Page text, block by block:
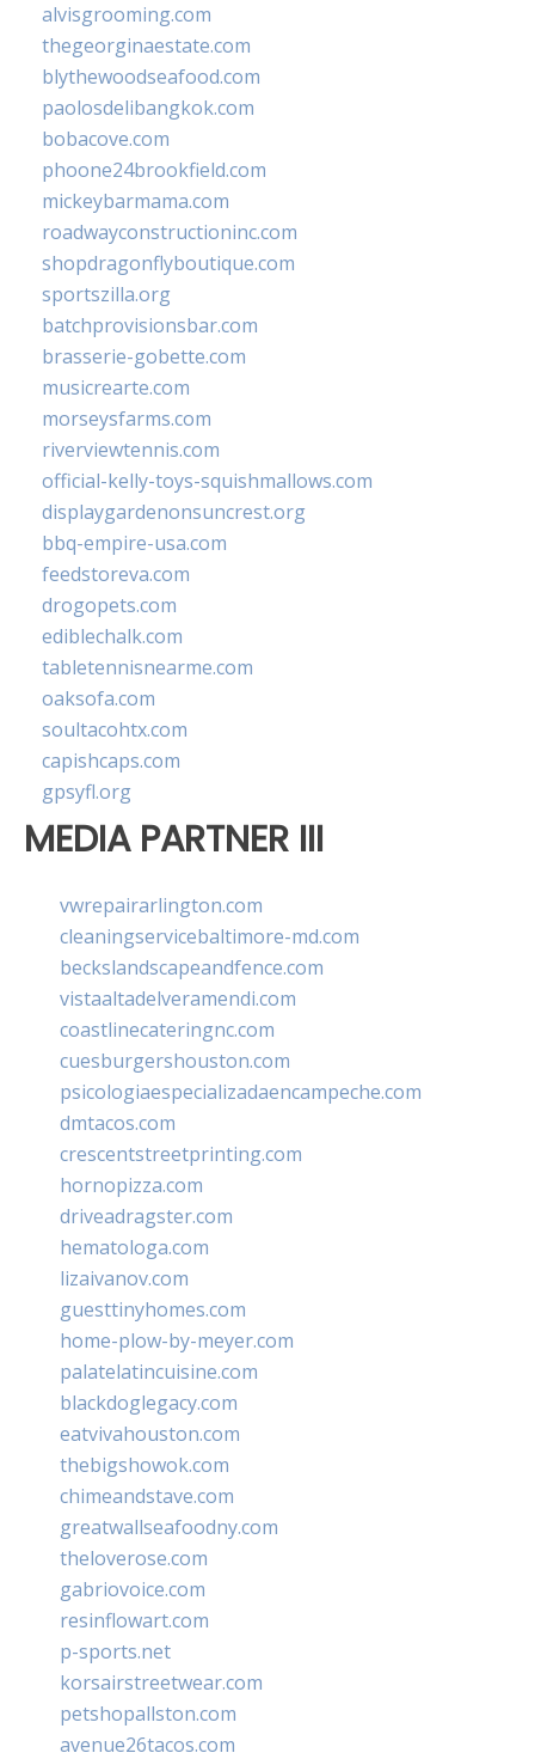
alvisgrooming.com
thegeorginaestate.com
blythewoodseafood.com
paolosdelibangkok.com
bobacove.com
phoone24brookfield.com
mickeybarmama.com
roadwayconstructioninc.com
shopdragonflyboutique.com
sportszilla.org
batchprovisionsbar.com
brasserie-gobette.com
musicrearte.com
morseysfarms.com
riverviewtennis.com
official-kelly-toys-squishmallows.com
displaygardenonsuncrest.org
bbq-empire-usa.com
feedstoreva.com
drogopets.com
ediblechalk.com
tabletennisnearme.com
oaksofa.com
soultacohtx.com
capishcaps.com
gpsyfl.org
MEDIA PARTNER III
vwrepairarlington.com
cleaningservicebaltimore-md.com
beckslandscapeandfence.com
vistaaltadelveramendi.com
coastlinecateringnc.com
cuesburgershouston.com
psicologiaespecializadaencampeche.com
dmtacos.com
crescentstreetprinting.com
hornopizza.com
driveadragster.com
hematologa.com
lizaivanov.com
guesttinyhomes.com
home-plow-by-meyer.com
palatelatincuisine.com
blackdoglegacy.com
eatvivahouston.com
thebigshowok.com
chimeandstave.com
greatwallseafoodny.com
theloverose.com
gabriovoice.com
resinflowart.com
p-sports.net
korsairstreetwear.com
petshopallston.com
avenue26tacos.com